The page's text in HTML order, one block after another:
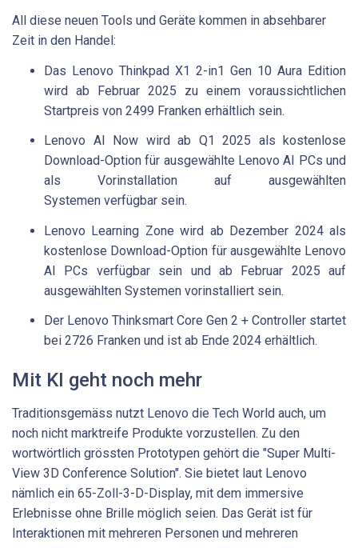
All diese neuen Tools und Geräte kommen in absehbarer
Zeit in den Handel:
Das Lenovo Thinkpad X1 2-in1 Gen 10 Aura Edition
wird ab Februar 2025 zu einem voraussichtlichen
Startpreis von 2499 Franken erhältlich sein.
Lenovo AI Now wird ab Q1 2025 als kostenlose
Download-Option für ausgewählte Lenovo AI PCs und
als Vorinstallation auf ausgewählten
Systemen verfügbar sein.
Lenovo Learning Zone wird ab Dezember 2024 als
kostenlose Download-Option für ausgewählte Lenovo
AI PCs verfügbar sein und ab Februar 2025 auf
ausgewählten Systemen vorinstalliert sein.
Der Lenovo Thinksmart Core Gen 2 + Controller startet
bei 2726 Franken und ist ab Ende 2024 erhältlich.
Mit KI geht noch mehr
Traditionsgemäss nutzt Lenovo die Tech World auch, um
noch nicht marktreife Produkte vorzustellen. Zu den
wortwörtlich grössten Prototypen gehört die "Super Multi-
View 3D Conference Solution". Sie bietet laut Lenovo
nämlich ein 65-Zoll-3-D-Display, mit dem immersive
Erlebnisse ohne Brille möglich seien. Das Gerät ist für
Interaktionen mit mehreren Personen und mehreren